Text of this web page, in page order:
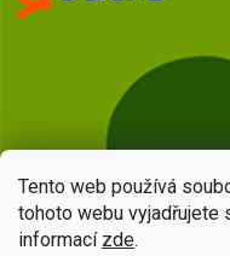
Tento web používá
tohoto webu vyjadřujete
informací zde.